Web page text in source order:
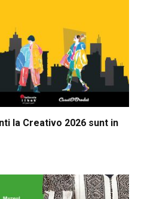
la Creativo 2026 sunt in